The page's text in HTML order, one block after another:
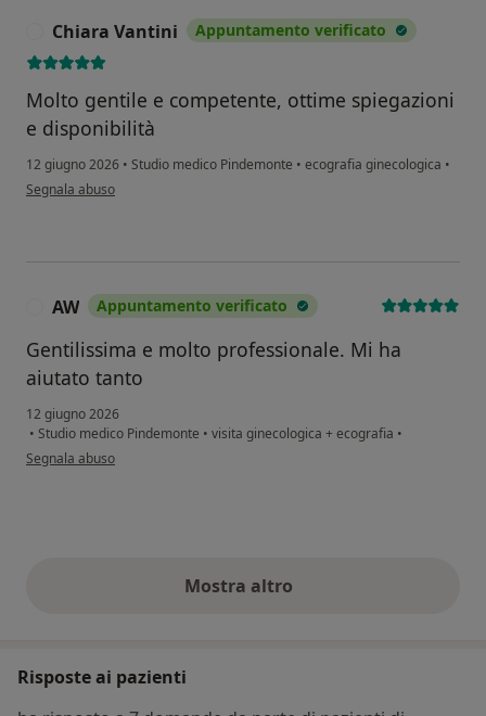
Chiara Vantini Appuntamento verificato
Molto gentile e competente, ottime spiegazioni
e disponibilità
12 giugno 2026 • Studio medico Pindemonte • ecografia ginecologica •
secondo l'opinione dell'utente Chiara Vantini
Segnala abuso
AW Appuntamento verificato
Gentilissima e molto professionale. Mi ha
aiutato tanto
12 giugno 2026
• Studio medico Pindemonte • visita ginecologica + ecografia •
secondo l'opinione dell'utente AW
Segnala abuso
Mostra altroopinioni di cui sopra
Risposte ai pazienti